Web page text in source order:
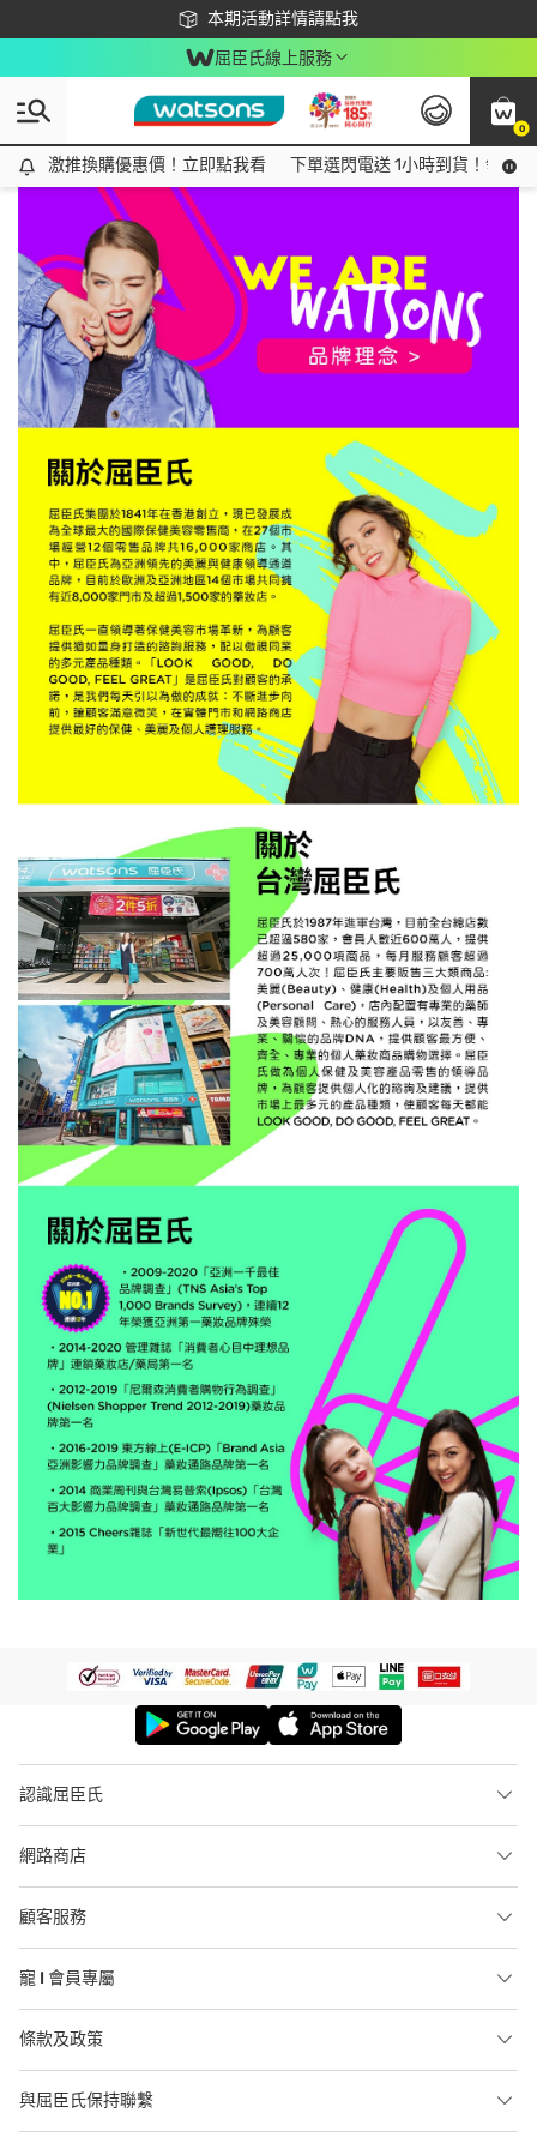
本期活動詳情請點我
下載app最高回饋$350
屈臣氏線上服務
0
激推換購優惠價！立即點我看
激推換購優惠價！立即點我看 下單選閃電送 1小時到貨！領神
認識屈臣氏
網路商店
顧客服務
寵 I 會員專屬
條款及政策
與屈臣氏保持聯繫